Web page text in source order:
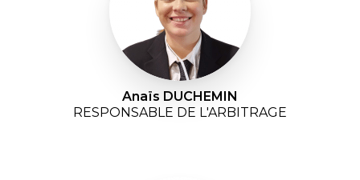
Anaïs DUCHEMIN
RESPONSABLE DE L'ARBITRAGE